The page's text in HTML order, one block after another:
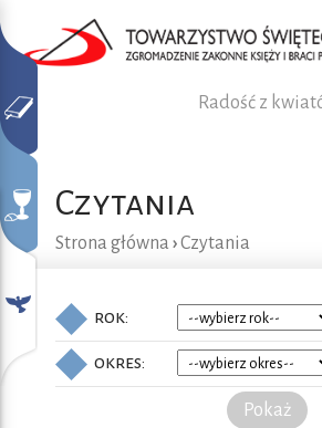
Radość z
Czytania
Strona główna ›Czytania
rok:
okres:
Pokaż